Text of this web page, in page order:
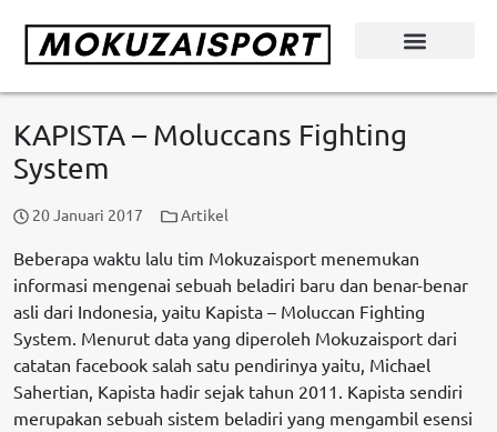
KAPISTA – Moluccans Fighting
System
20 Januari 2017 Artikel
Beberapa waktu lalu tim Mokuzaisport menemukan
informasi mengenai sebuah beladiri baru dan benar-benar
asli dari Indonesia, yaitu Kapista – Moluccan Fighting
System. Menurut data yang diperoleh Mokuzaisport dari
catatan facebook salah satu pendirinya yaitu, Michael
Sahertian, Kapista hadir sejak tahun 2011. Kapista sendiri
merupakan sebuah sistem beladiri yang mengambil esensi